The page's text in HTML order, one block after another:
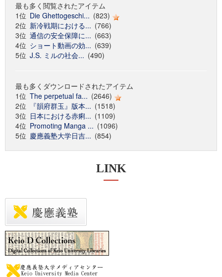
最も多く閲覧されたアイテム
1位 Die Ghettogeschi... (823)
2位 新冷戦期における... (766)
3位 通信の安全保障に... (663)
4位 ショート動画の効... (639)
5位 J.S. ミルの社会... (490)
最も多くダウンロードされたアイテム
1位 The perpetual fa... (2646)
2位
『韻府群玉』版本... (1518)
3位 日本における赤痢... (1109)
4位 Promoting Manga ... (1096)
5位 慶應義塾大学日吉... (854)
LINK